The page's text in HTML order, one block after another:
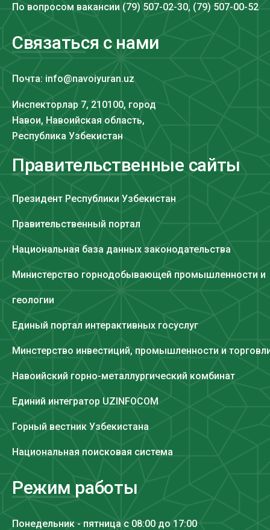
По вопросом вакансии (79) 507-02-30, (79) 507-00-52
Связаться с нами
Почта: info@navoiyuran.uz
Инспекторлар 7, 210100, город
Навои, Навоийская область,
Республика Узбекистан
Правительственные сайты
Президент Республики Узбекистан
Правительственный портал
Национальная база данных законодательства
Министерство горнодобывающей промышленности и
геологии
Единый портал интерактивных госуслуг
Минстерство инвестиций, промышленности и
Навоийский горно-металлургический комбинат
Единий интегратор UZINFOCOM
Горный вестник Узбекистана
Национальная поисковая система
Режим работы
Понедельник - пятница с 08:00 до 17:00